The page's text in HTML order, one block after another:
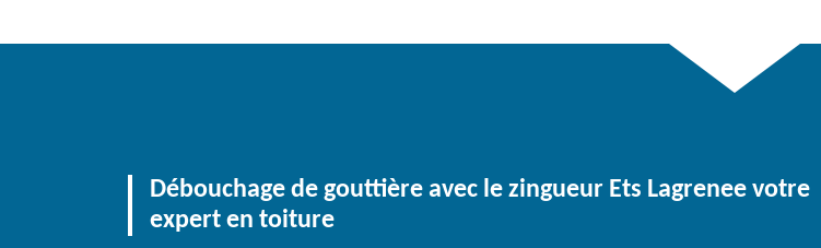
Débouchage de gouttière avec le zingueur Ets Lagrenee votre
expert en toiture